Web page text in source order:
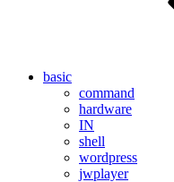
basic
command
hardware
IN
shell
wordpress
jwplayer